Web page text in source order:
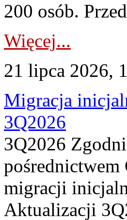
200 osób.
Więcej...
21 lipca 2026,
Migracja
3Q2026
3Q2026
migracji
Aktualizacji